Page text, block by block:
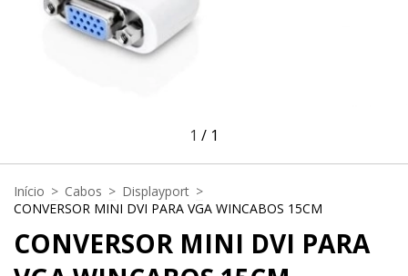
1 / 1
Início > Cabos > Displayport >
CONVERSOR MINI DVI PARA VGA WINCABOS 15CM
CONVERSOR MINI DVI PARA